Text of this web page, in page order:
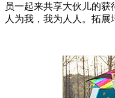
员一起来共享大伙儿的获
人为我，我为人人。拓展